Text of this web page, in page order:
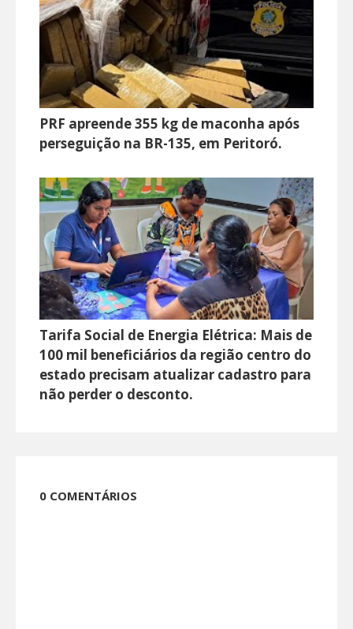
PRF apreende 355 kg de maconha após
perseguição na BR-135, em Peritoró.
Tarifa Social de Energia Elétrica: Mais de
100 mil beneficiários da região centro do
estado precisam atualizar cadastro para
não perder o desconto.
0 COMENTÁRIOS